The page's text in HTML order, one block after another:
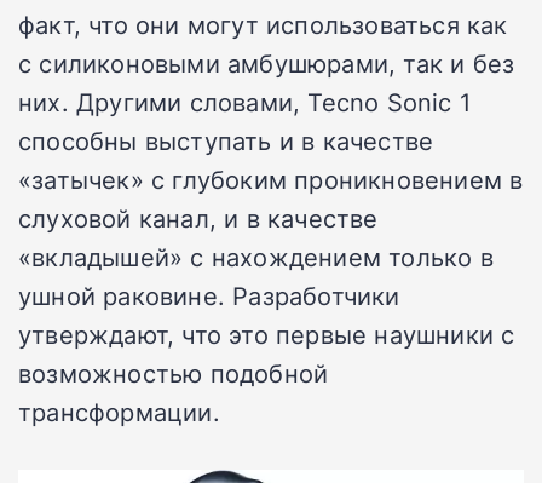
факт, что они могут использоваться как
с силиконовыми амбушюрами, так и без
них. Другими словами, Tecno Sonic 1
способны выступать и в качестве
«затычек» с глубоким проникновением в
слуховой канал, и в качестве
«вкладышей» с нахождением только в
ушной раковине. Разработчики
утверждают, что это первые наушники с
возможностью подобной
трансформации.